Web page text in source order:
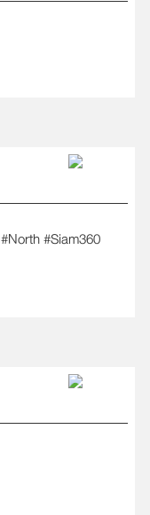
#North#Siam360